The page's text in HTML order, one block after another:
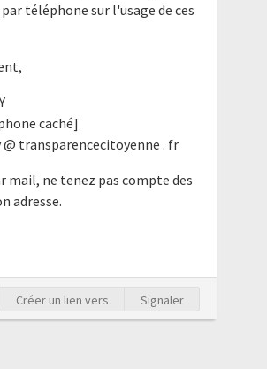
téléphone sur l'usage de ces
caché]
transparencecitoyenne . fr
mail, ne tenez pas compte des
adresse.
Créer un lien vers Signaler